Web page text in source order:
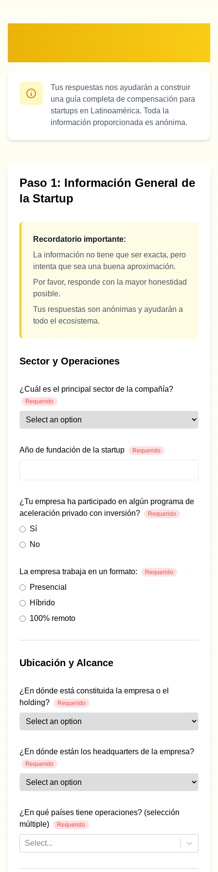
Tus respuestas nos ayudarán a construir
una guía completa de compensación para
startups en Latinoamérica. Toda la
información proporcionada es anónima.
Paso 1: Información General de
la Startup
Recordatorio importante:
La información no tiene que ser exacta, pero
intenta que sea una buena aproximación.
Por favor, responde con la mayor honestidad
posible.
Tus respuestas son anónimas y ayudarán a
todo el ecosistema.
Sector y Operaciones
¿Cuál es el principal sector de la compañía?
Requerido
Año de fundación de la startup Requerido
¿Tu empresa ha participado en algún programa de
aceleración privado con inversión?
Requerido
Sí
No
La empresa trabaja en un formato: Requerido
Presencial
Híbrido
100% remoto
Ubicación y Alcance
¿En dónde está constituida la empresa o el
holding?
Requerido
¿En dónde están los headquarters de la empresa?
Requerido
¿En qué países tiene operaciones? (selección
múltiple)
Requerido
Select...